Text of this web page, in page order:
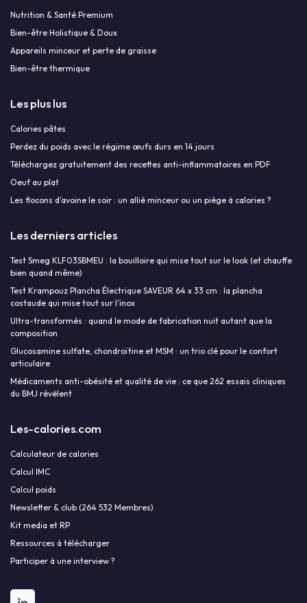
Nutrition & Santé Premium
Bien-être Holistique & Doux
Appareils minceur et perte de graisse
Bien-être thermique
Les plus lus
Calories pâtes
Perdez du poids avec le régime œufs durs en 14 jours
Téléchargez gratuitement des recettes anti-inflammatoires en PDF
Oeuf au plat
Les flocons d'avoine le soir : un allié minceur ou un piège à calories ?
Les derniers articles
Test Smeg KLF03SBMEU : la bouilloire qui mise tout sur le look (et chauffe
bien quand même)
Test Krampouz Plancha Électrique SAVEUR 64 x 33 cm : la plancha
costaude qui mise tout sur l’inox
Ultra-transformés : quand le mode de fabrication nuit autant que la
composition
Glucosamine sulfate, chondroïtine et MSM : un trio clé pour le confort
articulaire
Médicaments anti-obésité et qualité de vie : ce que 262 essais cliniques
du BMJ révèlent
Les-calories.com
Calculateur de calories
Calcul IMC
Calcul poids
Newsletter & club (264 532 Membres)
Kit media et RP
Ressources à télécharger
Participer à une interview ?